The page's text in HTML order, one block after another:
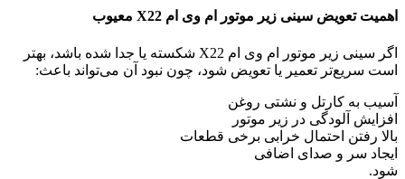
اهمیت تعویض سینی زیر موتور ام وی ام X22 معیوب
اگر سینی زیر موتور ام وی ام X22 شکسته یا جدا شده باشد، بهتر
است سریع‌تر تعمیر یا تعویض شود، چون نبود آن می‌تواند باعث:
آسیب به کارتل و نشتی روغن
افزایش آلودگی در زیر موتور
بالا رفتن احتمال خرابی برخی قطعات
ایجاد سر و صدای اضافی
شود.